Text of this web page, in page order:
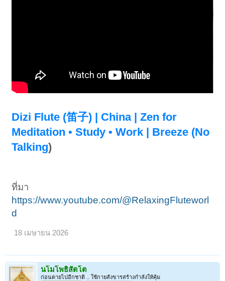
Dizi Flute (笛子) | China | Zen for
Meditation • Study • Work | Breeze (No
Talking)
ที่มา
https://www.youtube.com/@RelaxingFluteworl
d
18 เมษายน 2026
นโมโพธิสัตโต
ก่อนตายไปอีกชาติ .. ใช้กายสังขารสร้างกำลังให้คุ้ม